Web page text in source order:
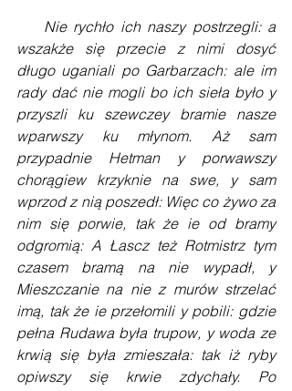
Nie rychło ich naszy postrzegli: a
wszakże się przecie z nimi dosyć
długo uganiali po Garbarzach: ale im
rady dać nie mogli bo ich sieła było y
przyszli ku szewczey bramie nasze
wparwszy ku młynom. Aż sam
przypadnie Hetman y porwawszy
chorągiew krzyknie na swe, y sam
wprzod z nią poszedł: Więc co żywo za
nim się porwie, tak że ie od bramy
odgromią: A Łascz też Rotmistrz tym
czasem bramą na nie wypadł, y
Mieszczanie na nie z murów strzelać
imą, tak że ie przełomili y pobili: gdzie
pełna Rudawa była trupow, y woda ze
krwią się była zmieszała: tak iż ryby
opiwszy się krwie zdychały. Po